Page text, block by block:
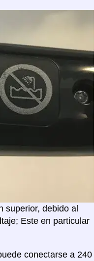
superior, debido al
Este en particular
conectarse a 240